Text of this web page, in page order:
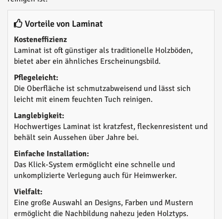
Vorteile von Laminat
Kosteneffizienz
Laminat ist oft günstiger als traditionelle Holzböden,
bietet aber ein ähnliches Erscheinungsbild.
Pflegeleicht:
Die Oberfläche ist schmutzabweisend und lässt sich
leicht mit einem feuchten Tuch reinigen.
Langlebigkeit:
Hochwertiges Laminat ist kratzfest, fleckenresistent und
behält sein Aussehen über Jahre bei.
Einfache Installation:
Das Klick-System ermöglicht eine schnelle und
unkomplizierte Verlegung auch für Heimwerker.
Vielfalt:
Eine große Auswahl an Designs, Farben und Mustern
ermöglicht die Nachbildung nahezu jeden Holztyps.